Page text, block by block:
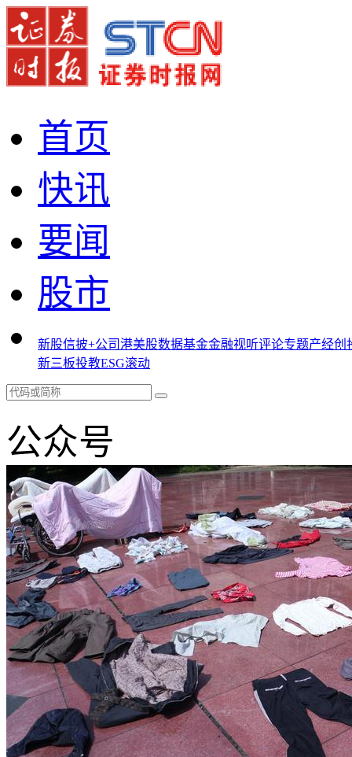
首页
快讯
要闻
股市
新股信披+公司港美股数据基金金融视听评论专题产经创
新三板投教ESG滚动
公众号